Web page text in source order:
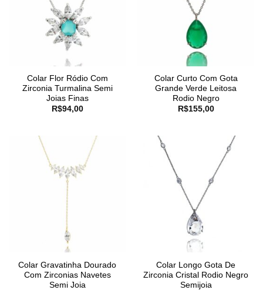
Colar Flor Ródio Com
Zirconia Turmalina Semi
Joias Finas
R$94,00
Colar Curto Com Gota
Grande Verde Leitosa
Rodio Negro
R$155,00
Colar Gravatinha Dourado
Com Zirconias Navetes
Semi Joia
Colar Longo Gota De
Zirconia Cristal Rodio Negro
Semijoia